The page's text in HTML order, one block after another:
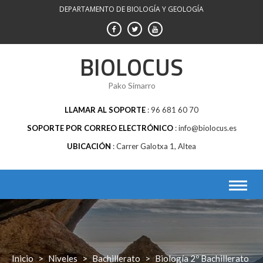
DEPARTAMENTO DE BIOLOGÍA Y GEOLOGÍA
BIOLOCUS
Pako Simarro
LLAMAR AL SOPORTE 96 681 60 70
SOPORTE POR CORREO ELECTRÓNICO info@biolocus.es
UBICACIÓN
Carrer Galotxa 1, Altea
Inicio > Niveles > Bachillerato > Biología 2º Bachillerato